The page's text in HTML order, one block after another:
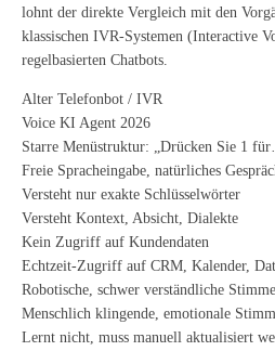
lohnt der direkte Vergleich mit den
klassischen IVR-Systemen (Interactive
regelbasierten Chatbots.
Alter Telefonbot / IVR
Voice KI Agent 2026
Starre Menüstruktur: „Drücken Sie 1
Freie Spracheingabe, natürliches
Versteht nur exakte Schlüsselwörter
Versteht Kontext, Absicht, Dialekte
Kein Zugriff auf Kundendaten
Echtzeit-Zugriff auf CRM, Kalender,
Robotische, schwer verständliche Stimme
Menschlich klingende, emotionale
Lernt nicht, muss manuell aktualisiert